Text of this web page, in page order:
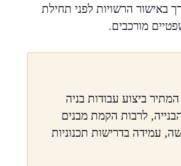
באישור הרשויות לפני תחילת
מורכבים.
ביצוע עבודות בניה
לרבות הקמת מבנים
עמידה בדרישות תכנוניות